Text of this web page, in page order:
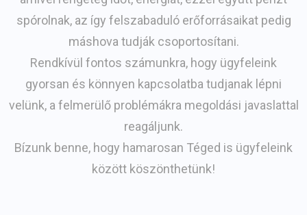
spórolnak, az így felszabaduló erőforrásaikat pedig
máshova tudják csoportosítani.
Rendkívül fontos számunkra, hogy ügyfeleink
gyorsan és könnyen kapcsolatba tudjanak lépni
velünk, a felmerülő problémákra megoldási javaslattal
reagáljunk.
Bízunk benne, hogy hamarosan Téged is ügyfeleink
között köszönthetünk!